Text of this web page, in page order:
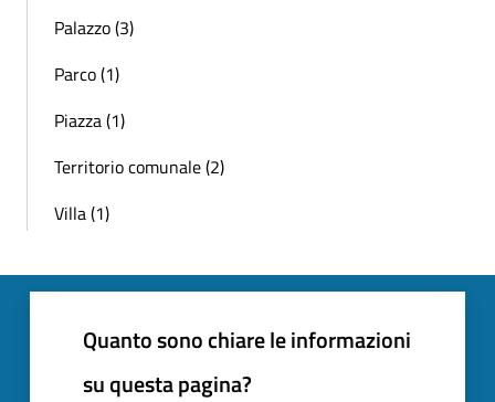
Palazzo (3)
Parco (1)
Piazza (1)
Territorio comunale (2)
Villa (1)
Quanto sono chiare le informazioni
su questa pagina?